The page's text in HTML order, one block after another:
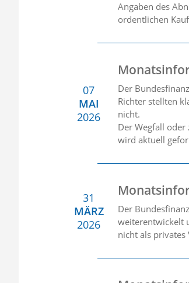
Angaben des
ordentlichen
07
MAI
2026
Der
Richter stellten
nicht.
Der Wegfall
wird aktuell
31
MÄRZ
2026
Der
weiterentwickelt
nicht als privates